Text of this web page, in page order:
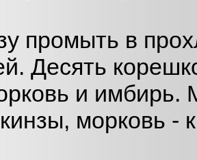
промыть в
Десять
и имбирь.
морковь -